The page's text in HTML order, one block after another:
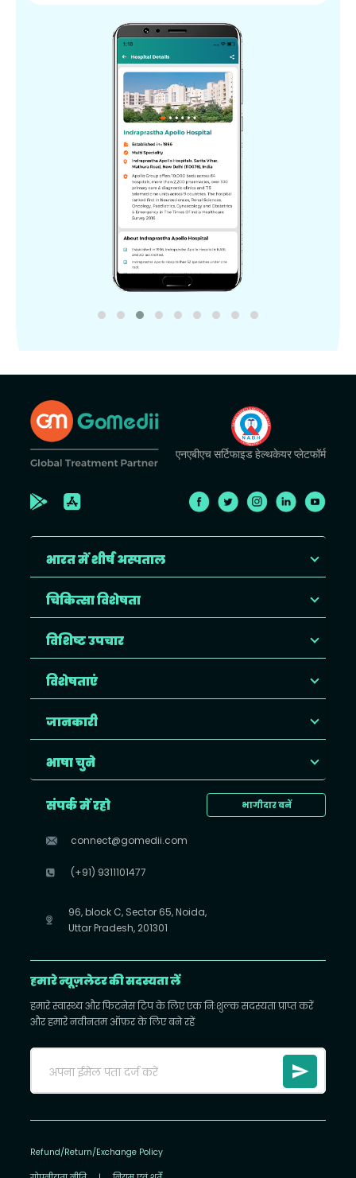
एनएबीएच सर्टिफाइड हेल्थकेयर प्लेटफॉर्म
भारत में शीर्ष अस्पताल
चिकित्सा विशेषता
विशिष्ट उपचार
विशेषताएं
जानकारी
भाषा चुने
भागीदार बनें
संपर्क में रहो
connect@gomedii.com
(+91) 9311101477
96, block C, Sector 65, Noida,
Uttar Pradesh, 201301
हमारे न्यूज़लेटर की सदस्यता लें
हमारे स्वास्थ्य और फिटनेस टिप के लिए एक निःशुल्क सदस्यता प्राप्त करें
और हमारे नवीनतम ऑफ़र के लिए बने रहें
Refund/Return/Exchange Policy